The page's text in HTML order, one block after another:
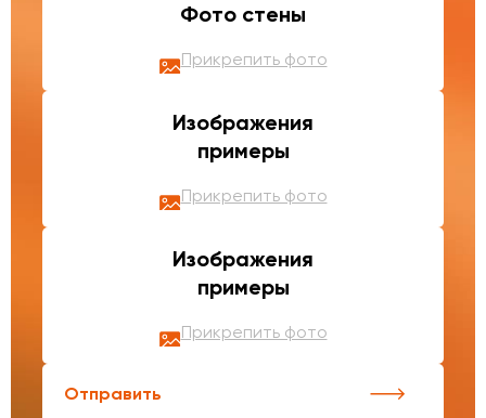
Фото стены
Прикрепить фото
Изображения
примеры
Прикрепить фото
Изображения
примеры
Прикрепить фото
Отправить